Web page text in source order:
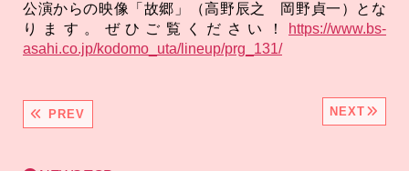
公演からの映像「故郷」（高野辰之 岡野貞一）とな
ります。ぜひご覧ください！
https://www.bs-
asahi.co.jp/kodomo_uta/lineup/prg_131/
PREV NEXT